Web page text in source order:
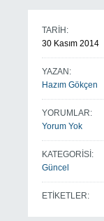
TARİH:
30 Kasım 2014
YAZAN:
Hazım Gökçen
YORUMLAR:
Yorum Yok
KATEGORİSİ:
Güncel
ETİKETLER: